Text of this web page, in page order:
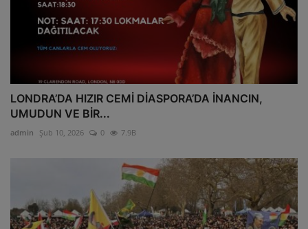
LONDRA’DA HIZIR CEMİ DİASPORA’DA İNANCIN,
UMUDUN VE BİR...
admin Şub 10, 2026 0 7.9B